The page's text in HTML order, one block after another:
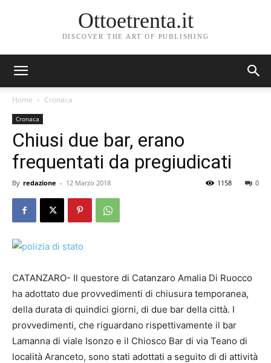
Ottoetrenta.it
DISCOVER THE ART OF PUBLISHING
Home Cronaca
Cronaca
Chiusi due bar, erano
frequentati da pregiudicati
By redazione - 12 Marzo 2018 0
1158
CATANZARO- Il questore di Catanzaro Amalia Di Ruocco
ha adottato due provvedimenti di chiusura temporanea,
della durata di quindici giorni, di due bar della città. I
provvedimenti, che riguardano rispettivamente il bar
Lamanna di viale Isonzo e il Chiosco Bar di via Teano di
località Aranceto, sono stati adottati a seguito di di attività